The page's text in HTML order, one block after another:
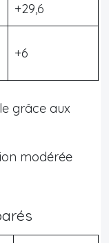
+29,6
+6
grâce aux
modérée